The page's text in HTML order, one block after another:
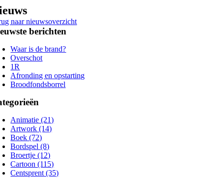
Ga
naar
inhoud
naar nieuwsoverzicht
berichten
Waar is de brand?
Overschot
1R
Afronding en opstarting
Broodfondsborrel
Animatie (21)
Artwork (14)
Boek (72)
Bordspel (8)
Broertje (12)
Cartoon (115)
Centsprent (35)